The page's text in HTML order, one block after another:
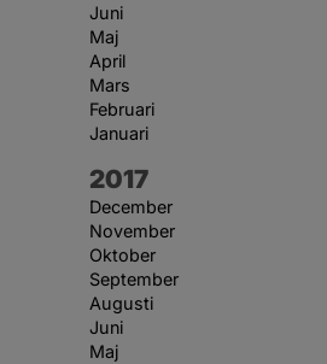
Juni
Maj
April
Mars
Februari
Januari
År:
2017
December
November
Oktober
September
Augusti
Juni
Maj